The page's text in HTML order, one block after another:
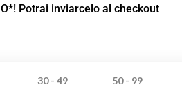
Potrai inviarcelo al checkout
30 - 49 50 - 99